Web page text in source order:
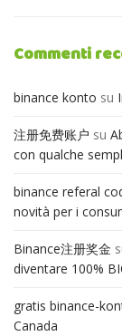
Commenti
binance konto su
注册免费账户 su
con qualche
binance referal
novità per i
Binance注册奖金
diventare 100%
gratis binance-
Canada